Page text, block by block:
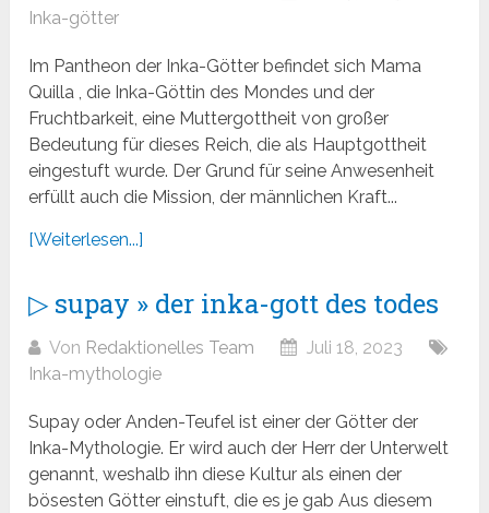
Inka-götter
Im Pantheon der Inka-Götter befindet sich Mama
Quilla , die Inka-Göttin des Mondes und der
Fruchtbarkeit, eine Muttergottheit von großer
Bedeutung für dieses Reich, die als Hauptgottheit
eingestuft wurde. Der Grund für seine Anwesenheit
erfüllt auch die Mission, der männlichen Kraft...
[Weiterlesen...]
▷ supay » der inka-gott des todes
Von Redaktionelles Team
Juli 18, 2023
Inka-mythologie
Supay oder Anden-Teufel ist einer der Götter der
Inka-Mythologie. Er wird auch der Herr der Unterwelt
genannt, weshalb ihn diese Kultur als einen der
bösesten Götter einstuft, die es je gab Aus diesem